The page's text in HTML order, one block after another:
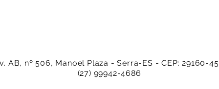
AB, nº 506, Manoel Plaza - Serra-ES - CEP: 29160-
(27) 99942-4686